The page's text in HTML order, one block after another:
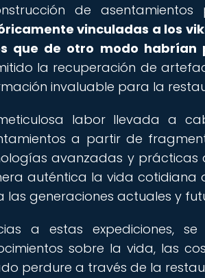
de
vinculadas a los
que de otro modo habrían
la recuperación de
invaluable para la
labor llevada a
a partir de
avanzadas y prácticas
auténtica la vida cotidiana
las generaciones actuales y
a estas expediciones,
sobre la vida, las
perdure a través de la